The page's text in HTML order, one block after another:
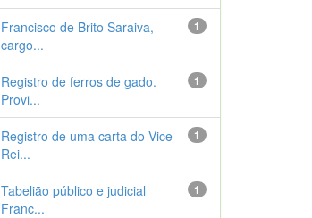
1
Francisco de Brito Saraiva,
cargo...
1
Registro de ferros de gado.
Provi...
1
Registro de uma carta do Vice-
Rei...
1
Tabelião público e judicial
Franc...